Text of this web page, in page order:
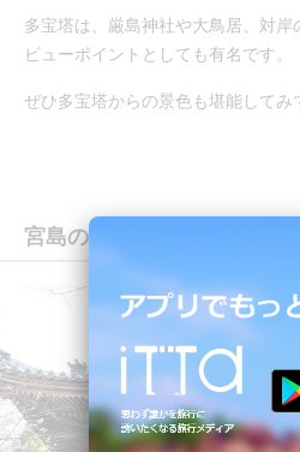
多宝塔は、厳島神社や大鳥居、対
ビューポイントとしても有名です。
ぜひ多宝塔からの景色も堪能してみ
宮島のパワースポットとい